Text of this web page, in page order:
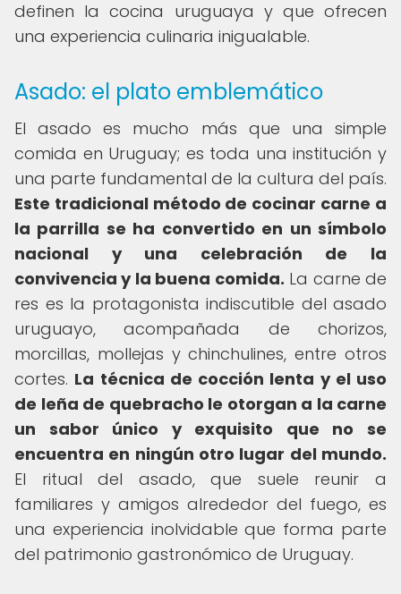
definen la cocina uruguaya y que ofrecen
una experiencia culinaria inigualable.
Asado: el plato emblemático
El asado es mucho más que una simple
comida en Uruguay; es toda una institución y
una parte fundamental de la cultura del país.
Este tradicional método de cocinar carne a
la parrilla se ha convertido en un símbolo
nacional y una celebración de la
convivencia y la buena comida. La carne de
res es la protagonista indiscutible del asado
uruguayo, acompañada de chorizos,
morcillas, mollejas y chinchulines, entre otros
cortes. La técnica de cocción lenta y el uso
de leña de quebracho le otorgan a la carne
un sabor único y exquisito que no se
encuentra en ningún otro lugar del mundo.
El ritual del asado, que suele reunir a
familiares y amigos alrededor del fuego, es
una experiencia inolvidable que forma parte
del patrimonio gastronómico de Uruguay.